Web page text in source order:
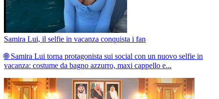
Samira Lui, il selfie in vacanza conquista i fan
🌐 Samira Lui torna protagonista sui social con un nuovo selfie in
vacanza: costume da bagno azzurro, maxi cappello e...